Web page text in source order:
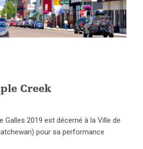
Creek
Galles 2019 est décerné à la Ville de
pour sa performance